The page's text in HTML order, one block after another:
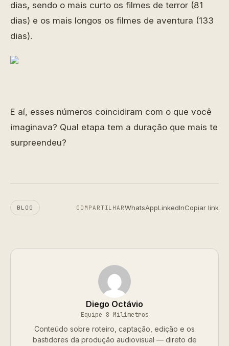
dias, sendo o mais curto os filmes de terror (81
dias) e os mais longos os filmes de aventura (133
dias).
E aí, esses números coincidiram com o que você
imaginava? Qual etapa tem a duração que mais te
surpreendeu?
BLOG COMPARTILHARWhatsAppLinkedInCopiar link
Diego Octávio
Equipe 8 Milímetros
Conteúdo sobre roteiro, captação, edição e os
bastidores da produção audiovisual — direto de